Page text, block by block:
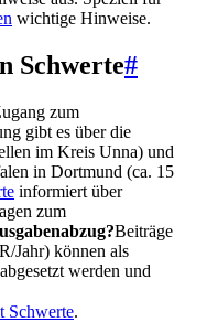
wichtige Hinweise.
Schwerte#
zum
gibt es über die
im Kreis Unna) und
in Dortmund (ca. 15
informiert über
zum
Beiträge
Jahr) können als
werden und
Schwerte.